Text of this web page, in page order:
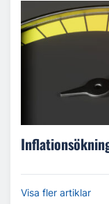
Visa fler artiklar